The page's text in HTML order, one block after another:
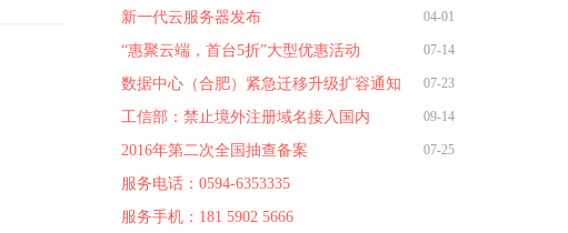
新一代云服务器发布 04-01
“惠聚云端，首台5折”大型优惠活动 07-14
数据中心（合肥）紧急迁移升级扩容通知 07-23
工信部：禁止境外注册域名接入国内 09-14
2016年第二次全国抽查备案 07-25
服务电话：0594-6353335
服务手机：181 5902 5666